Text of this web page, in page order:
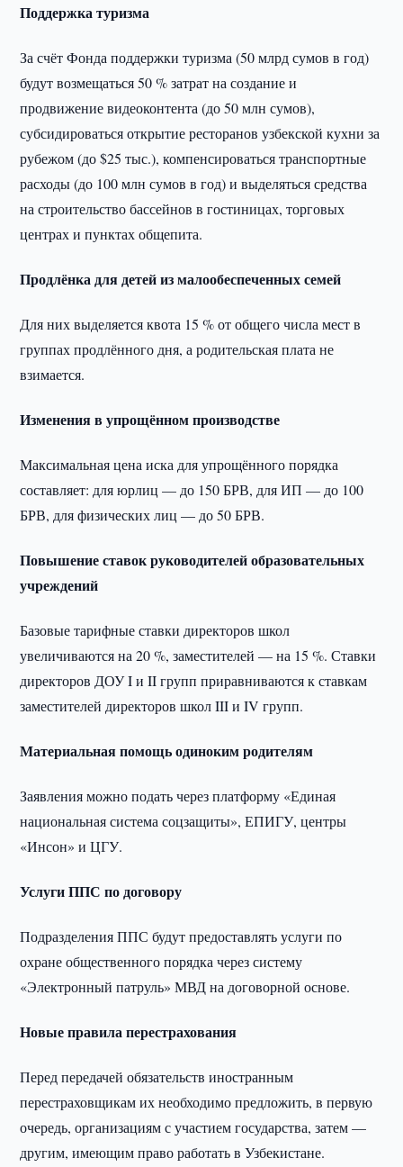
Поддержка туризма
За счёт Фонда поддержки туризма (50 млрд сумов в год)
будут возмещаться 50 % затрат на создание и
продвижение видеоконтента (до 50 млн сумов),
субсидироваться открытие ресторанов узбекской кухни за
рубежом (до $25 тыс.), компенсироваться транспортные
расходы (до 100 млн сумов в год) и выделяться средства
на строительство бассейнов в гостиницах, торговых
центрах и пунктах общепита.
Продлёнка для детей из малообеспеченных семей
Для них выделяется квота 15 % от общего числа мест в
группах продлённого дня, а родительская плата не
взимается.
Изменения в упрощённом производстве
Максимальная цена иска для упрощённого порядка
составляет: для юрлиц — до 150 БРВ, для ИП — до 100
БРВ, для физических лиц — до 50 БРВ.
Повышение ставок руководителей образовательных
учреждений
Базовые тарифные ставки директоров школ
увеличиваются на 20 %, заместителей — на 15 %. Ставки
директоров ДОУ I и II групп приравниваются к ставкам
заместителей директоров школ III и IV групп.
Материальная помощь одиноким родителям
Заявления можно подать через платформу «Единая
национальная система соцзащиты», ЕПИГУ, центры
«Инсон» и ЦГУ.
Услуги ППС по договору
Подразделения ППС будут предоставлять услуги по
охране общественного порядка через систему
«Электронный патруль» МВД на договорной основе.
Новые правила перестрахования
Перед передачей обязательств иностранным
перестраховщикам их необходимо предложить, в первую
очередь, организациям с участием государства, затем —
другим, имеющим право работать в Узбекистане.